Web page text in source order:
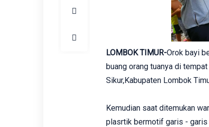
LOMBOK TIMUR-Orok bayi
buang orang tuanya di
Sikur,Kabupaten Lombok
Kemudian saat ditemukan
plasrtik bermotif garis - garis